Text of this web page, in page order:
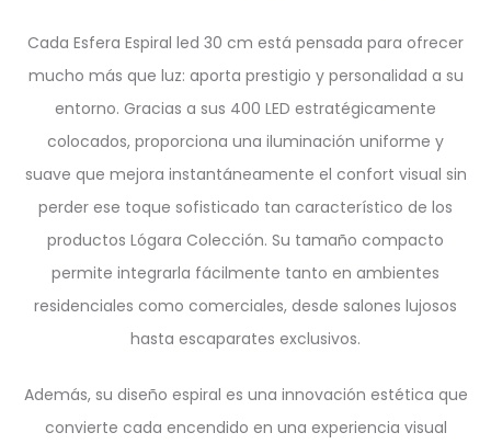
Cada Esfera Espiral led 30 cm está pensada para ofrecer
mucho más que luz: aporta prestigio y personalidad a su
entorno. Gracias a sus 400 LED estratégicamente
colocados, proporciona una iluminación uniforme y
suave que mejora instantáneamente el confort visual sin
perder ese toque sofisticado tan característico de los
productos Lógara Colección. Su tamaño compacto
permite integrarla fácilmente tanto en ambientes
residenciales como comerciales, desde salones lujosos
hasta escaparates exclusivos.
Además, su diseño espiral es una innovación estética que
convierte cada encendido en una experiencia visual